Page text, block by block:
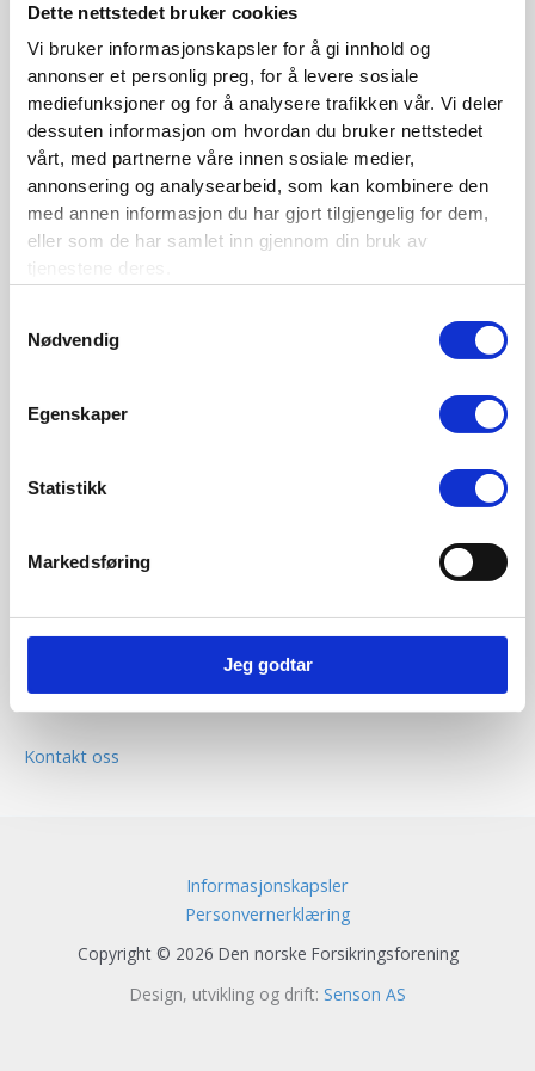
Dette nettstedet bruker cookies
Vi bruker informasjonskapsler for å gi innhold og
annonser et personlig preg, for å levere sosiale
mediefunksjoner og for å analysere trafikken vår. Vi deler
dessuten informasjon om hvordan du bruker nettstedet
vårt, med partnerne våre innen sosiale medier,
annonsering og analysearbeid, som kan kombinere den
med annen informasjon du har gjort tilgjengelig for dem,
eller som de har samlet inn gjennom din bruk av
tjenestene deres.
Nødvendig
Egenskaper
Statistikk
Markedsføring
Jeg godtar
Siste nytt
Nordisk Forsikringstidsskrift nr. 1/2026
Nominer din kandidat til Forsikringsprisen 2025
Nordisk Forsikringstidsskrift nr. 1/2025
Nordisk Forsikringstidsskrift nr. 4/2024
Nordisk Forsikringstidsskrift nr. 3/2024
Nordisk Forsikringstidsskrift nr. 2/2024
Nordisk Forsikringstidsskrift nr. 4/2023
Den norske Forsikringsforening
Epost:post@forsikringsforeningen.no
Kontakt oss
Informasjonskapsler
Personvernerklæring
Copyright © 2026 Den norske Forsikringsforening
Design, utvikling og drift: Senson AS